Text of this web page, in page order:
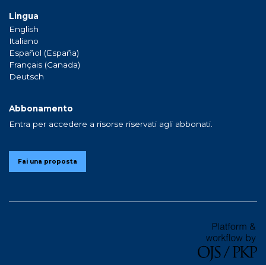
Lingua
English
Italiano
Español (España)
Français (Canada)
Deutsch
Abbonamento
Entra per accedere a risorse riservati agli abbonati.
Fai una proposta